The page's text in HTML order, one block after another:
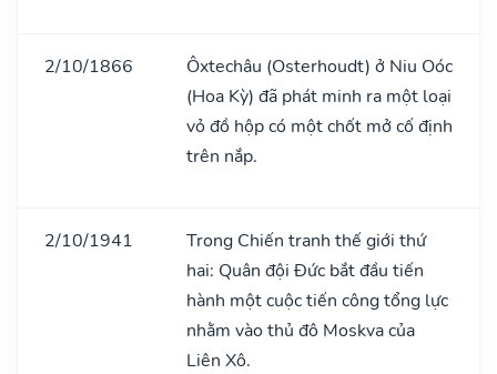
2/10/1866
Ôxtechâu (Osterhoudt) ở Niu Oóc
(Hoa Kỳ) đã phát minh ra một loại
vỏ đồ hộp có một chốt mở cố định
trên nắp.
2/10/1941
Trong Chiến tranh thế giới thứ
hai: Quân đội Đức bắt đầu tiến
hành một cuộc tiến công tổng lực
nhằm vào thủ đô Moskva của
Liên Xô.